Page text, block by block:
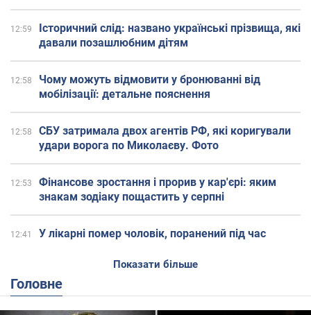
Історичний слід: названо українські прізвища, які
давали позашлюбним дітям
12:59
Чому можуть відмовити у бронюванні від
мобілізації: детальне пояснення
12:58
СБУ затримала двох агентів РФ, які коригували
удари ворога по Миколаєву. Фото
12:58
Фінансове зростання і прорив у кар'єрі: яким
знакам зодіаку пощастить у серпні
12:53
У лікарні помер чоловік, поранений під час
12:41
Українцям "заборонили" вмикати потужні
електроприлади протягом 13 годин: в яких
12:40
Показати більше
Головне